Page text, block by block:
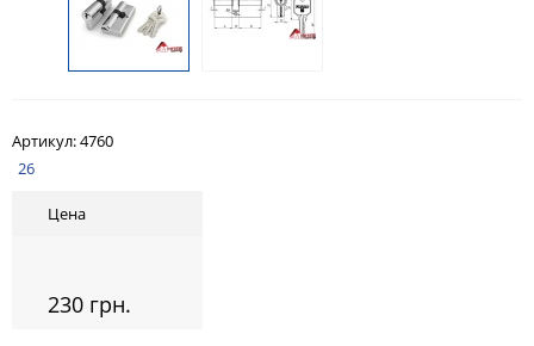
Артикул:4760
26
Цена
230 грн.